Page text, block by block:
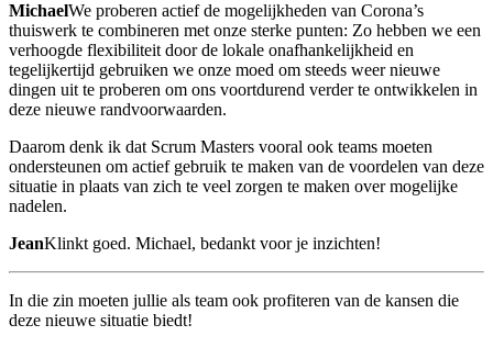
MichaelWe proberen actief de mogelijkheden van Corona’s
thuiswerk te combineren met onze sterke punten: Zo hebben we een
verhoogde flexibiliteit door de lokale onafhankelijkheid en
tegelijkertijd gebruiken we onze moed om steeds weer nieuwe
dingen uit te proberen om ons voortdurend verder te ontwikkelen in
deze nieuwe randvoorwaarden.
Daarom denk ik dat Scrum Masters vooral ook teams moeten
ondersteunen om actief gebruik te maken van de voordelen van deze
situatie in plaats van zich te veel zorgen te maken over mogelijke
nadelen.
JeanKlinkt goed. Michael, bedankt voor je inzichten!
In die zin moeten jullie als team ook profiteren van de kansen die
deze nieuwe situatie biedt!